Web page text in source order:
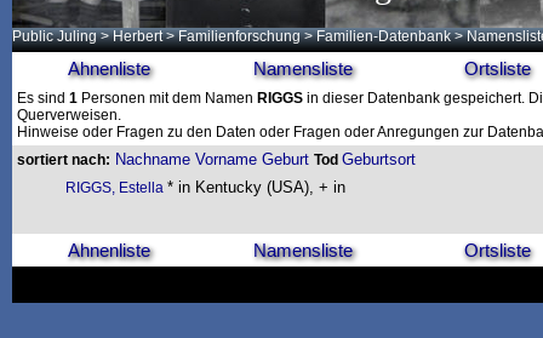
Public Juling >Herbert >Familienforschung >Familien-Datenbank >
Ahnenliste Namensliste Ortsliste
Es sind 1 Personen mit dem Namen RIGGS in dieser Datenbank gespeichert.
Querverweisen.
Hinweise oder Fragen zu den Daten oder Fragen oder Anregungen zur
sortiert nach: Nachname Vorname Geburt Tod Geburtsort
RIGGS, Estella * in Kentucky (USA), + in
Ahnenliste Namensliste Ortsliste